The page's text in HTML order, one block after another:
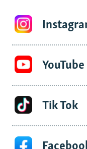
YouTube
Tik Tok